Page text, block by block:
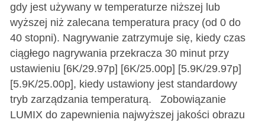
gdy jest używany w temperaturze niższej lub
wyższej niż zalecana temperatura pracy (od 0 do
40 stopni). Nagrywanie zatrzymuje się, kiedy czas
ciągłego nagrywania przekracza 30 minut przy
ustawieniu [6K/29.97p] [6K/25.00p] [5.9K/29.97p]
[5.9K/25.00p], kiedy ustawiony jest standardowy
tryb zarządzania temperaturą. Zobowiązanie
LUMIX do zapewnienia najwyższej jakości obrazu